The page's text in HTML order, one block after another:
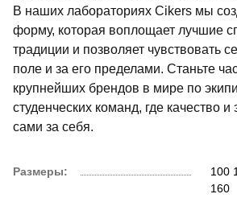
В наших лабораториях Cikers мы
форму, которая воплощает лучшие
традиции и позволяет чувствовать
поле и за его пределами. Станьте
крупнейших брендов в мире по
студенческих команд, где качество и
сами за себя.
Размеры: 100
160